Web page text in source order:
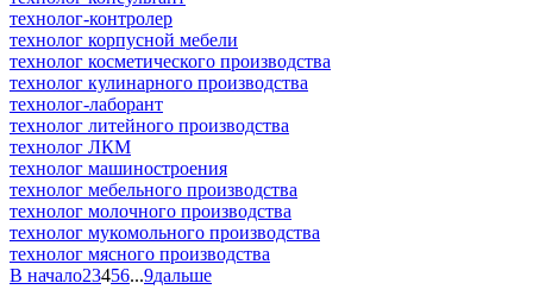
технолог-контролер
технолог корпусной мебели
технолог косметического производства
технолог кулинарного производства
технолог-лаборант
технолог литейного производства
технолог ЛКМ
технолог машиностроения
технолог мебельного производства
технолог молочного производства
технолог мукомольного производства
технолог мясного производства
В начало23456...9дальше